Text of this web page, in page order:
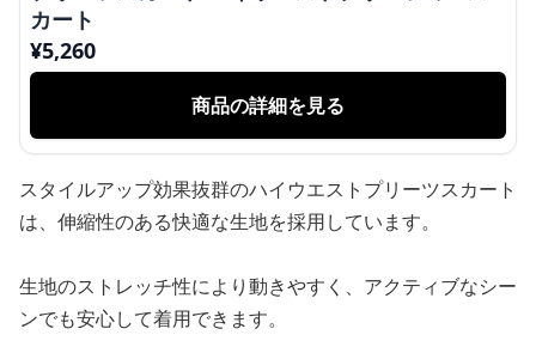
カート
¥5,260
商品の詳細を見る
スタイルアップ効果抜群のハイウエストプリーツスカート
は、伸縮性のある快適な生地を採用しています。
生地のストレッチ性により動きやすく、アクティブなシー
ンでも安心して着用できます。